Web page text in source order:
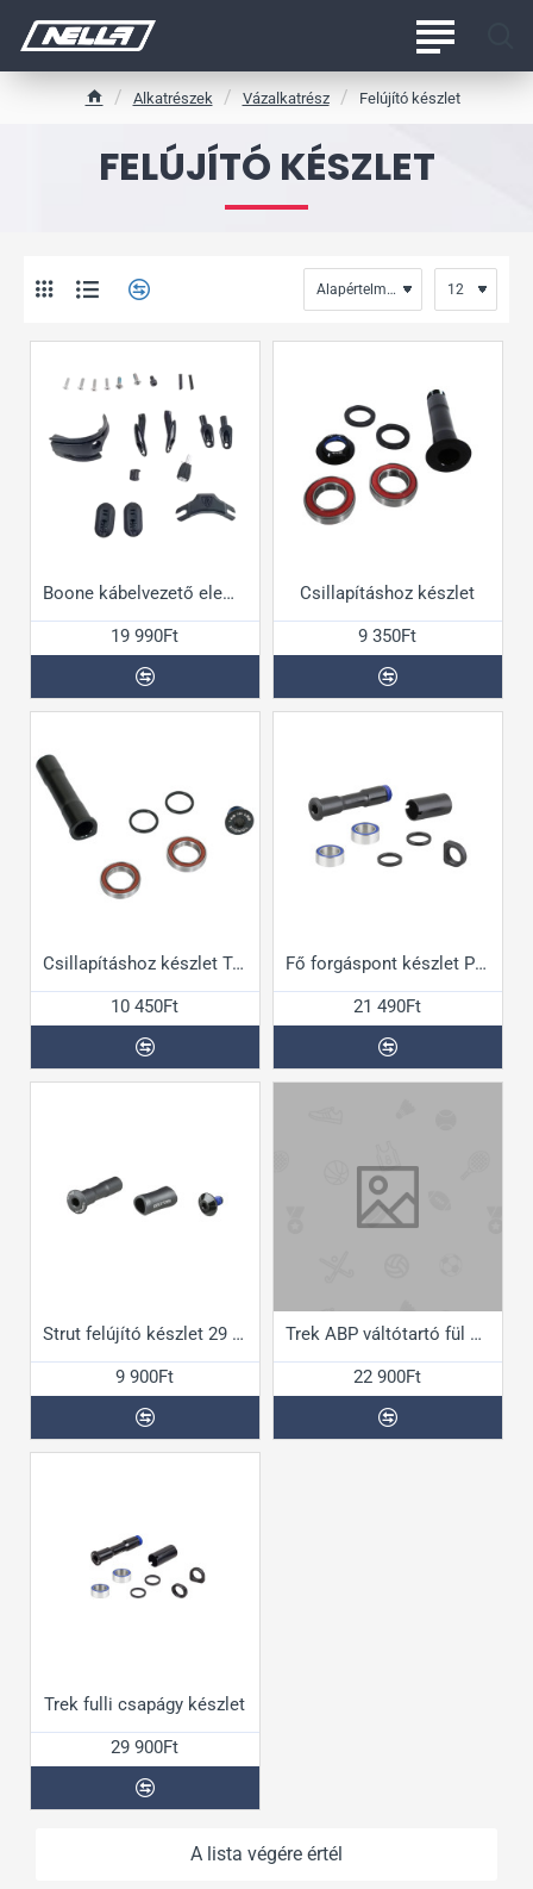
FELÚJÍTÓ KÉSZLET
Alkatrészek Vázalkatrész Felújító készlet
Boone kábelvezető elem készlet
19 990Ft
Csillapításhoz készlet
9 350Ft
Csillapításhoz készlet Top Fuel 09+
10 450Ft
Fő forgáspont készlet Powerfly FS 2021-hez
21 490Ft
Strut felújító készlet 29 Supercaliberhez
9 900Ft
Trek ABP váltótartó fül és csapágy készlet
22 900Ft
Trek fulli csapágy készlet
29 900Ft
A lista végére értél